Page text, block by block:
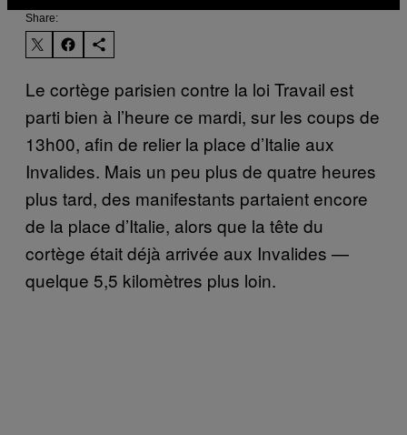
Share:
Le cortège parisien contre la loi Travail est
parti bien à l’heure ce mardi, sur les coups de
13h00, afin de relier la place d’Italie aux
Invalides. Mais un peu plus de quatre heures
plus tard, des manifestants partaient encore
de la place d’Italie, alors que la tête du
cortège était déjà arrivée aux Invalides —
quelque 5,5 kilomètres plus loin.